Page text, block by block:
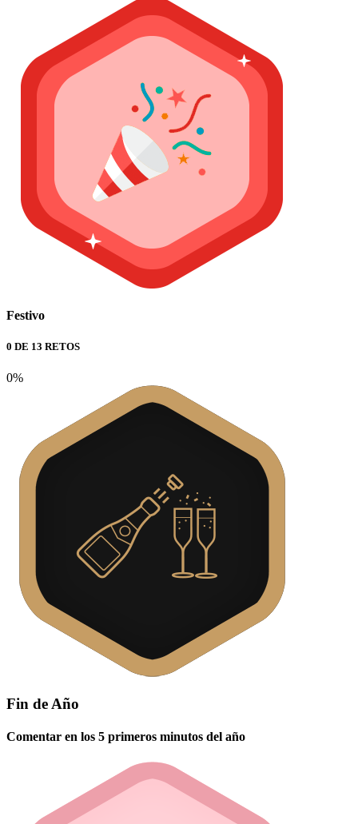
Festivo
0 DE 13 RETOS
0%
Fin de Año
Comentar en los 5 primeros minutos del año